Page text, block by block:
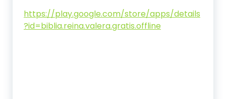
https://play.google.com/store/apps/details
?id=biblia.reina.valera.gratis.offline